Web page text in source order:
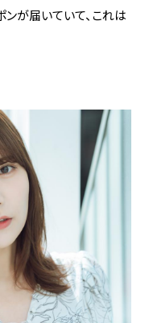
が届いていて、これは